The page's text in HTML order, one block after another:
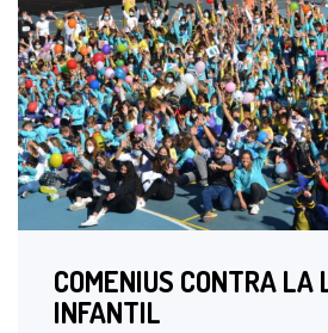
COMENIUS CONTRA LA
INFANTIL